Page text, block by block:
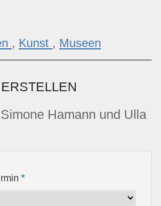
, Kunst , Museen
Hamann und Ulla
*